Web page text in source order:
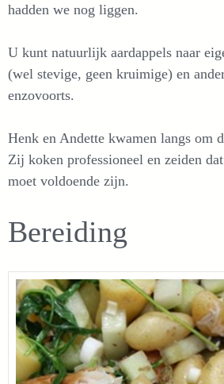
hadden we nog liggen.
U kunt natuurlijk aardappels naar
(wel stevige, geen kruimige) en
enzovoorts.
Henk en Andette kwamen langs om
Zij koken professioneel en zeiden
moet voldoende zijn.
Bereiding